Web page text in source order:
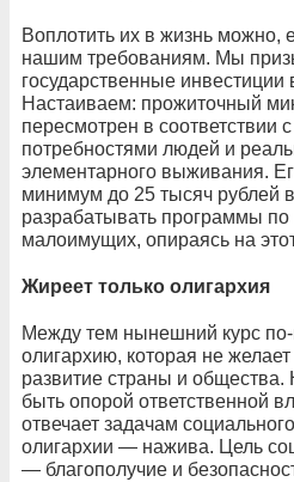
Воплотить их в жизнь можно,
нашим требованиям. Мы
государственные
Настаиваем: прожиточный
пересмотрен в соответствии
потребностями людей и
элементарного выживания.
минимум до 25 тысяч рублей
разрабатывать программы
малоимущих, опираясь на
Жиреет только олигархия
Между тем нынешний курс
олигархию, которая не
развитие страны и общества.
быть опорой ответственной
отвечает задачам
олигархии — нажива. Цель
— благополучие и